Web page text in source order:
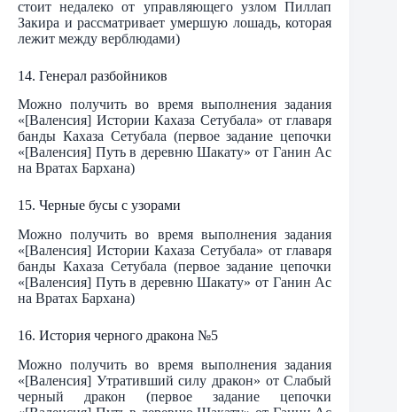
стоит недалеко от управляющего узлом Пиллап
Закира и рассматривает умершую лошадь, которая
лежит между верблюдами)
14. Генерал разбойников
Можно получить во время выполнения задания
«[Валенсия] Истории Кахаза Сетубала» от главаря
банды Кахаза Сетубала (первое задание цепочки
«[Валенсия] Путь в деревню Шакату» от Ганин Ас
на Вратах Бархана)
15. Черные бусы с узорами
Можно получить во время выполнения задания
«[Валенсия] Истории Кахаза Сетубала» от главаря
банды Кахаза Сетубала (первое задание цепочки
«[Валенсия] Путь в деревню Шакату» от Ганин Ас
на Вратах Бархана)
16. История черного дракона №5
Можно получить во время выполнения задания
«[Валенсия] Утративший силу дракон» от Слабый
черный дракон (первое задание цепочки